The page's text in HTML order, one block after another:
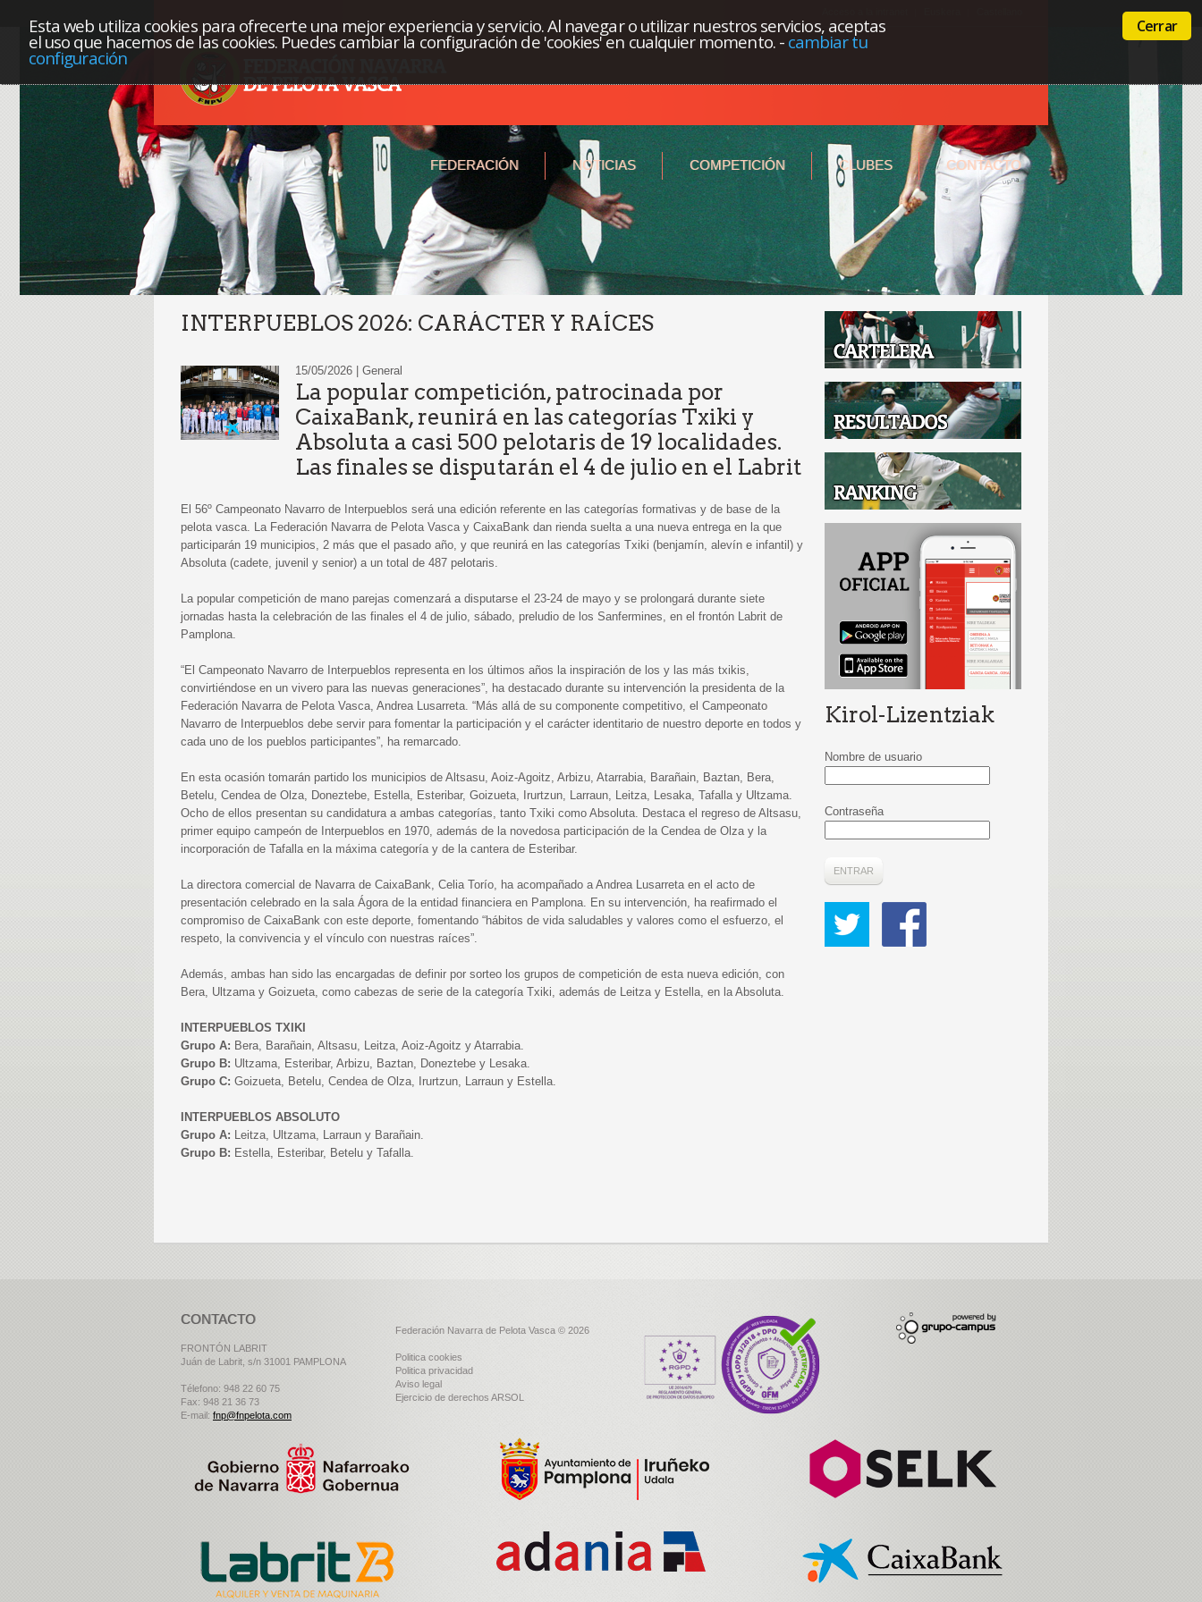
Esta web utiliza cookies para ofrecerte una mejor experiencia y servicio. Al navegar o utilizar nuestros servicios, aceptas
el uso que hacemos de las cookies. Puedes cambiar la configuración de 'cookies' en cualquier momento.- cambiar tu
configuración
Cerrar
FEDERACIÓN NOTICIAS COMPETICIÓN CLUBES CONTACTO
INTERPUEBLOS 2026: CARÁCTER Y RAÍCES
15/05/2026 | General
La popular competición, patrocinada por
CaixaBank, reunirá en las categorías Txiki y
Absoluta a casi 500 pelotaris de 19 localidades.
Las finales se disputarán el 4 de julio en el Labrit
El 56º Campeonato Navarro de Interpueblos será una edición referente en las categorías formativas y de base de la
pelota vasca. La Federación Navarra de Pelota Vasca y CaixaBank dan rienda suelta a una nueva entrega en la que
participarán 19 municipios, 2 más que el pasado año, y que reunirá en las categorías Txiki (benjamín, alevín e infantil) y
Absoluta (cadete, juvenil y senior) a un total de 487 pelotaris.
La popular competición de mano parejas comenzará a disputarse el 23-24 de mayo y se prolongará durante siete
jornadas hasta la celebración de las finales el 4 de julio, sábado, preludio de los Sanfermines, en el frontón Labrit de
Pamplona.
“El Campeonato Navarro de Interpueblos representa en los últimos años la inspiración de los y las más txikis,
convirtiéndose en un vivero para las nuevas generaciones”, ha destacado durante su intervención la presidenta de la
Federación Navarra de Pelota Vasca, Andrea Lusarreta. “Más allá de su componente competitivo, el Campeonato
Navarro de Interpueblos debe servir para fomentar la participación y el carácter identitario de nuestro deporte en todos y
cada uno de los pueblos participantes”, ha remarcado.
En esta ocasión tomarán partido los municipios de Altsasu, Aoiz-Agoitz, Arbizu, Atarrabia, Barañain, Baztan, Bera,
Betelu, Cendea de Olza, Doneztebe, Estella, Esteribar, Goizueta, Irurtzun, Larraun, Leitza, Lesaka, Tafalla y Ultzama.
Ocho de ellos presentan su candidatura a ambas categorías, tanto Txiki como Absoluta. Destaca el regreso de Altsasu,
primer equipo campeón de Interpueblos en 1970, además de la novedosa participación de la Cendea de Olza y la
incorporación de Tafalla en la máxima categoría y de la cantera de Esteribar.
La directora comercial de Navarra de CaixaBank, Celia Torío, ha acompañado a Andrea Lusarreta en el acto de
presentación celebrado en la sala Ágora de la entidad financiera en Pamplona. En su intervención, ha reafirmado el
compromiso de CaixaBank con este deporte, fomentando “hábitos de vida saludables y valores como el esfuerzo, el
respeto, la convivencia y el vínculo con nuestras raíces”.
Además, ambas han sido las encargadas de definir por sorteo los grupos de competición de esta nueva edición, con
Bera, Ultzama y Goizueta, como cabezas de serie de la categoría Txiki, además de Leitza y Estella, en la Absoluta.
INTERPUEBLOS TXIKI
Grupo A: Bera, Barañain, Altsasu, Leitza, Aoiz-Agoitz y Atarrabia.
Grupo B: Ultzama, Esteribar, Arbizu, Baztan, Doneztebe y Lesaka.
Grupo C: Goizueta, Betelu, Cendea de Olza, Irurtzun, Larraun y Estella.
INTERPUEBLOS ABSOLUTO
Grupo A: Leitza, Ultzama, Larraun y Barañain.
Grupo B: Estella, Esteribar, Betelu y Tafalla.
Kirol-Lizentziak
Nombre de usuario
Contraseña
ENTRAR
CONTACTO
FRONTÓN LABRIT
Juán de Labrit, s/n 31001 PAMPLONA
Télefono: 948 22 60 75
Fax: 948 21 36 73
E-mail: fnp@fnpelota.com
Federación Navarra de Pelota Vasca © 2026
Politica cookies
Politica privacidad
Aviso legal
Ejercicio de derechos ARSOL